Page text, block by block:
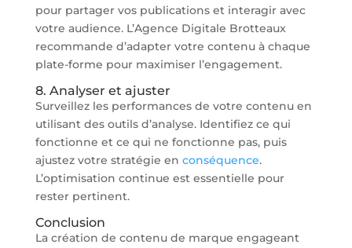
pour partager vos publications et interagir avec
votre audience. L’Agence Digitale Brotteaux
recommande d’adapter votre contenu à chaque
plate-forme pour maximiser l’engagement.
8. Analyser et ajuster
Surveillez les performances de votre contenu en
utilisant des outils d’analyse. Identifiez ce qui
fonctionne et ce qui ne fonctionne pas, puis
ajustez votre stratégie en conséquence.
L’optimisation continue est essentielle pour
rester pertinent.
Conclusion
La création de contenu de marque engageant